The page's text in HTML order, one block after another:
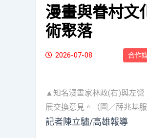
漫畫與眷村
術聚落
2026-07-08 合作
▲知名漫畫家林政(右)與左營
展交換意見。（圖／薛兆基服
記者陳立驌/高雄報導